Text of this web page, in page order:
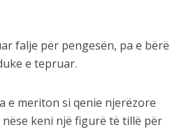
falje për pengesën, pa e bërë
e tepruar.
e meriton si qenie njerëzore
keni një figurë të tillë për